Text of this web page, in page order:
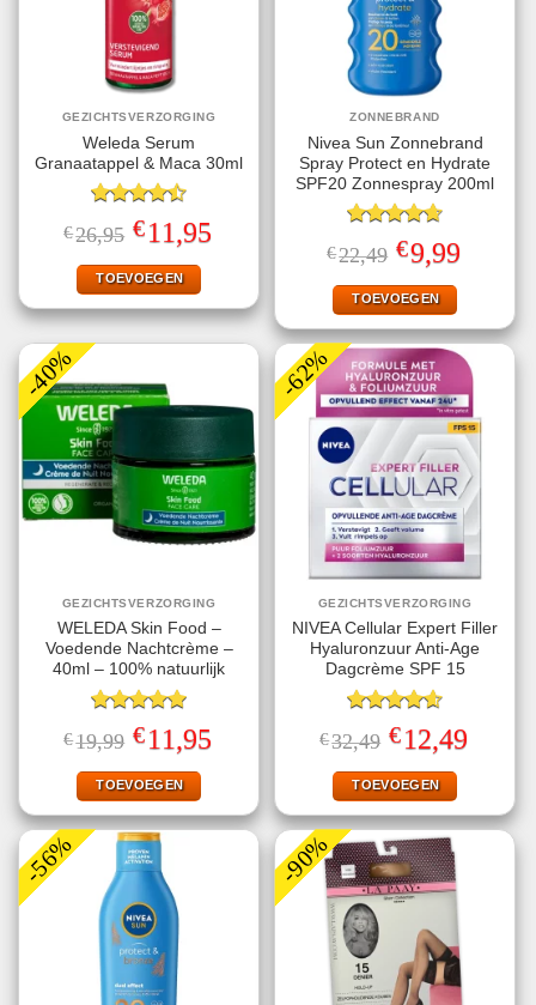
GEZICHTSVERZORGING
Weleda Serum
Granaatappel & Maca 30ml
Gewaardeerd
4.50uit 5
€26,95 Oorspronkelijke
prijs
was:
€26,95.
€11,95prijs
TOEVOEGEN
ZONNEBRAND
Nivea Sun Zonnebrand
Spray Protect en Hydrate
SPF20 Zonnespray 200ml
Gewaardeerd
4.67uit 5
€22,49 Oorspronkelijke
prijs
was:
€22,49.
€9,99Huidige
prijs
TOEVOEGEN
-40%
GEZICHTSVERZORGING
WELEDA Skin Food –
Voedende Nachtcrème –
40ml – 100% natuurlijk
Gewaardeerd
5.00uit 5
€19,99 Oorspronkelijke
prijs
was:
€19,99.
€11,95prijs
TOEVOEGEN
-62%
GEZICHTSVERZORGING
NIVEA Cellular Expert Filler
Hyaluronzuur Anti-Age
Dagcrème SPF 15
Gewaardeerd
4.60uit 5
€32,49 Oorspronkelijke
prijs
was:
€32,49.
€12,49Huidige
prijs
TOEVOEGEN
-56% -90%